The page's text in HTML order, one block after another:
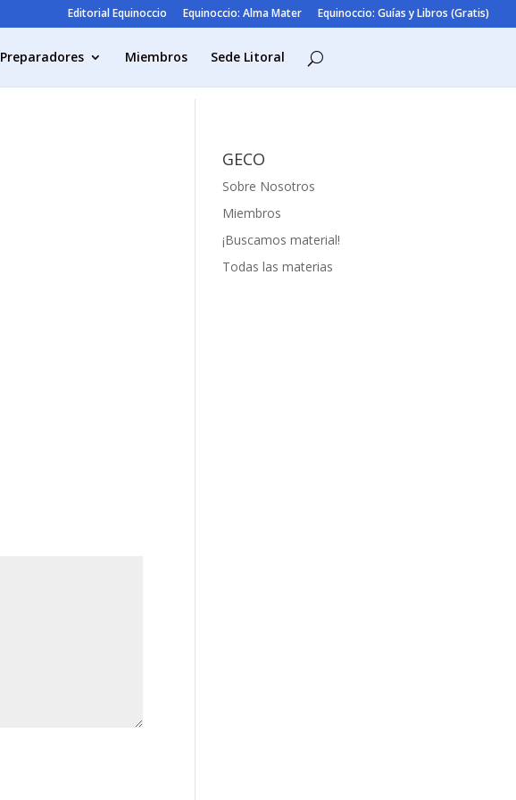
Editorial Equinoccio Equinoccio: Alma Mater Equinoccio: Guías y Libros (Gratis)
Preparadores Miembros Sede Litoral
GECO
Sobre Nosotros
Miembros
¡Buscamos material!
Todas las materias